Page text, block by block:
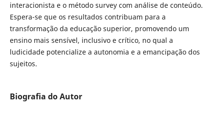
interacionista e o método survey com análise de conteúdo.
Espera-se que os resultados contribuam para a
transformação da educação superior, promovendo um
ensino mais sensível, inclusivo e crítico, no qual a
ludicidade potencialize a autonomia e a emancipação dos
sujeitos.
Biografia do Autor